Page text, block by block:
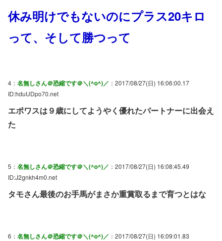
休み明けでもないのにプラス20キロ
って、そして勝つって
4： 名無しさん＠恐縮です＠＼(^o^)／ ：2017/08/27(日) 16:06:00.17
ID:hduUDpo70.net
エポワスは９歳にしてようやく優れたパートナーに出会え
た
5： 名無しさん＠恐縮です＠＼(^o^)／ ：2017/08/27(日) 16:08:45.49
ID:J2gnkh4m0.net
タモさん最後のお手馬がまさか重賞取るまで育つとはな
6： 名無しさん＠恐縮です＠＼(^o^)／ ：2017/08/27(日) 16:09:01.83